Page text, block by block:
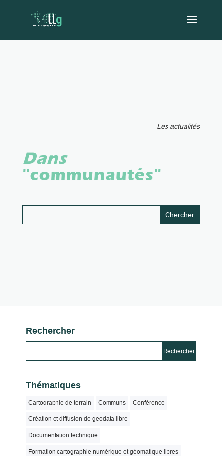
Les actualités
Dans
"communautés"
Rechercher
Thématiques
Cartographie de terrain Communs Conférence
Création et diffusion de geodata libre
Documentation technique
Formation cartographie numérique et géomatique libres